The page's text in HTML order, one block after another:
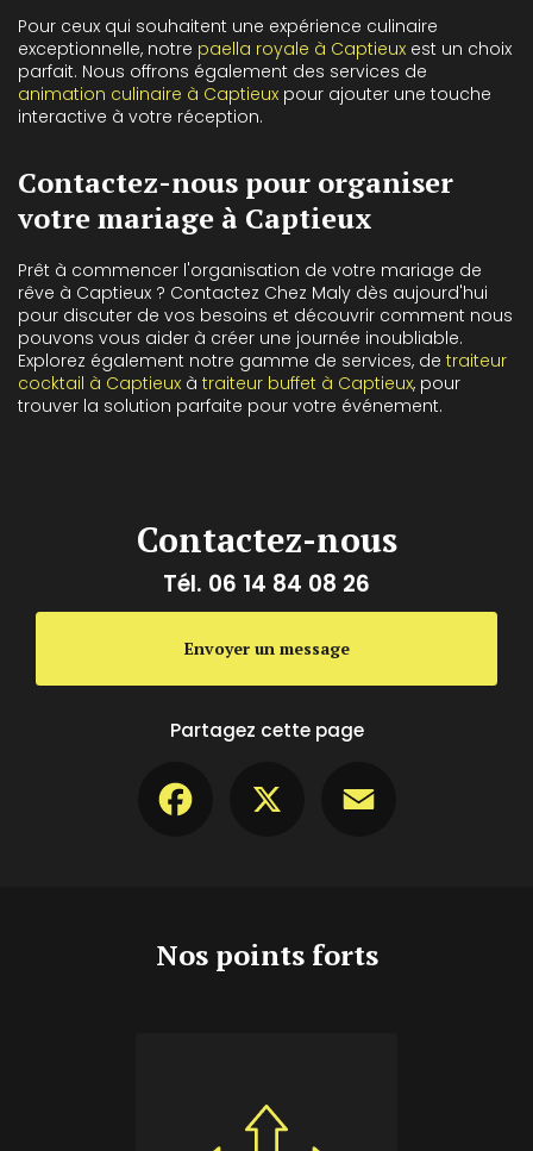
Pour ceux qui souhaitent une expérience culinaire
exceptionnelle, notre paella royale à Captieux est un choix
parfait. Nous offrons également des services de
animation culinaire à Captieux pour ajouter une touche
interactive à votre réception.
Contactez-nous pour organiser
votre mariage à Captieux
Prêt à commencer l'organisation de votre mariage de
rêve à Captieux ? Contactez Chez Maly dès aujourd'hui
pour discuter de vos besoins et découvrir comment nous
pouvons vous aider à créer une journée inoubliable.
Explorez également notre gamme de services, de traiteur
cocktail à Captieux à traiteur buffet à Captieux, pour
trouver la solution parfaite pour votre événement.
Contactez-nous
Tél. 06 14 84 08 26
Envoyer un message
Partagez cette page
Nos points forts